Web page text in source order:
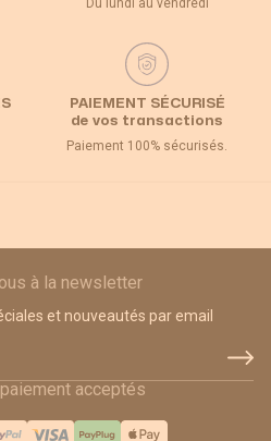
Du lundi au vendredi
PAIEMENT SÉCURISÉ
de vos transactions
Paiement 100% sécurisés.
à la newsletter
et nouveautés par email
acceptés